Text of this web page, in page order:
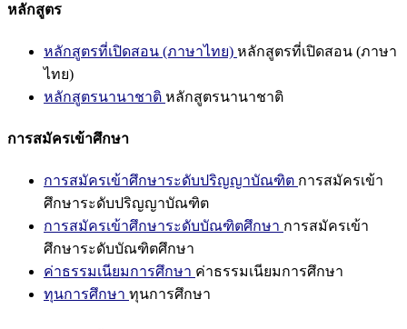
หลักสูตร
หลักสูตรที่เปิดสอน (ภาษาไทย) หลักสูตรที่เปิดสอน (ภาษา
ไทย)
หลักสูตรนานาชาติ หลักสูตรนานาชาติ
การสมัครเข้าศึกษา
การสมัครเข้าศึกษาระดับปริญญาบัณฑิต การสมัครเข้า
ศึกษาระดับปริญญาบัณฑิต
การสมัครเข้าศึกษาระดับบัณฑิตศึกษา การสมัครเข้า
ศึกษาระดับบัณฑิตศึกษา
ค่าธรรมเนียมการศึกษา ค่าธรรมเนียมการศึกษา
ทุนการศึกษา ทุนการศึกษา